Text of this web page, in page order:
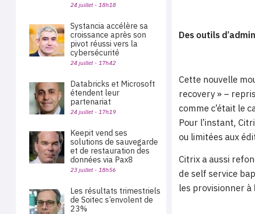
Des outils
Cette nouvelle
recovery » –
comme c’était le
Pour l’instant,
ou limitées aux
Citrix a aussi
de self service
les provisionner à
24 juillet - 18h18
Systancia accélère sa
croissance après son
pivot réussi vers la
cybersécurité
24 juillet - 17h42
Databricks et Microsoft
étendent leur
partenariat
24 juillet - 17h19
Keepit vend ses
solutions de sauvegarde
et de restauration des
données via Pax8
23 juillet - 18h56
Les résultats trimestriels
de Soitec s’envolent de
23%